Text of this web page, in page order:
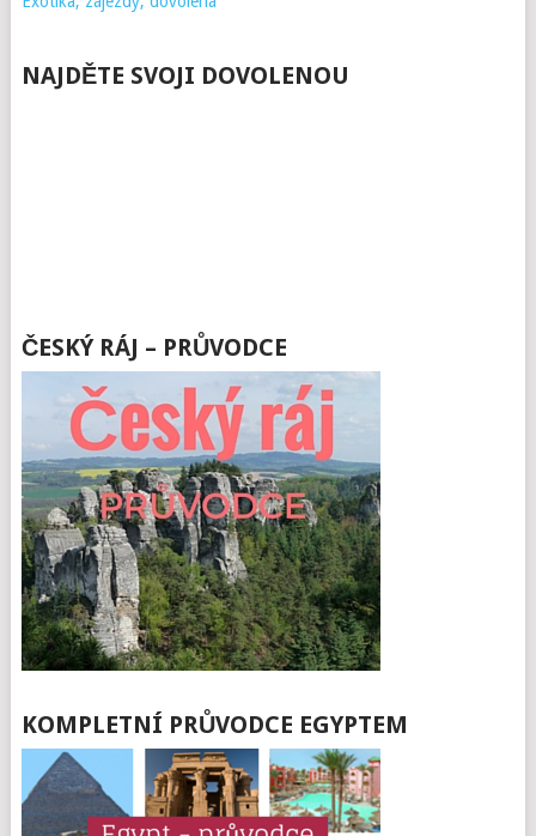
NAJDĚTE SVOJI DOVOLENOU
ČESKÝ RÁJ – PRŮVODCE
KOMPLETNÍ PRŮVODCE EGYPTEM